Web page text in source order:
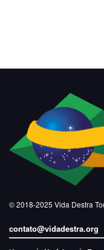
© 2018-2025 Vida Destra
contato@vidadestra.org